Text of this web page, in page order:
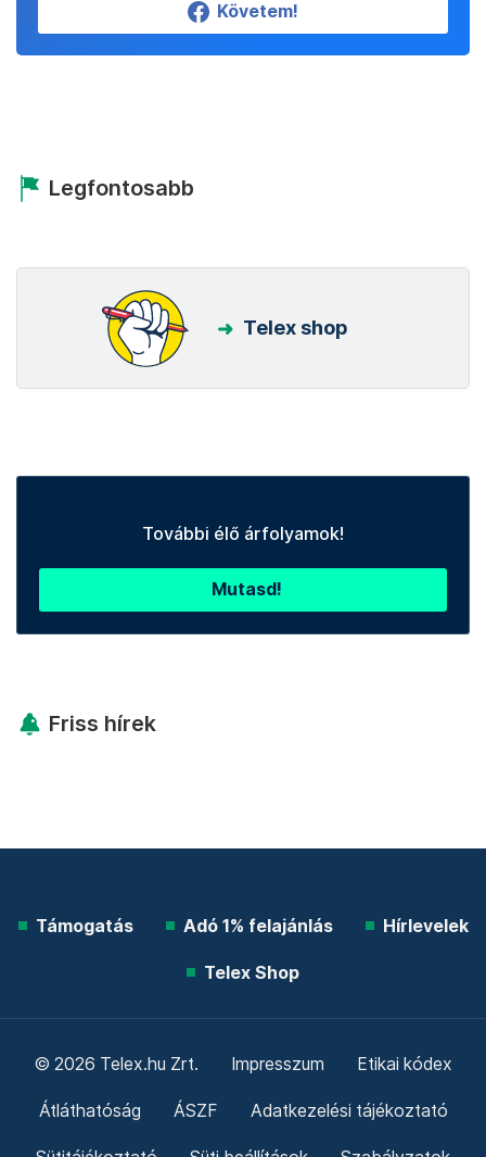
Követem!
Legfontosabb
Telex shop
További élő árfolyamok!
Mutasd!
Friss hírek
Támogatás Adó 1% felajánlás Hírlevelek
Telex Shop
© 2026 Telex.hu Zrt. Impresszum Etikai kódex
Átláthatóság ÁSZF Adatkezelési tájékoztató